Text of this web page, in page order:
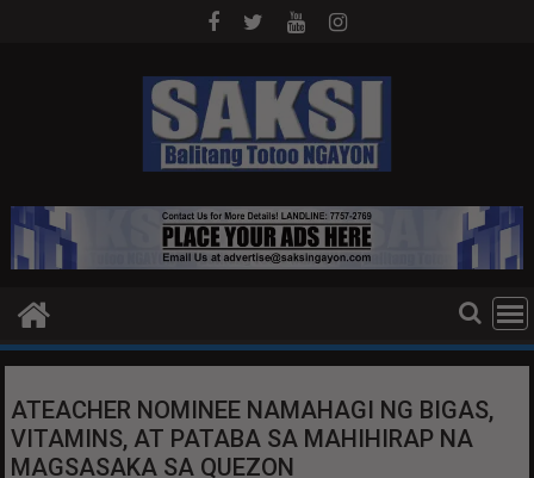
ATEACHER NOMINEE NAMAHAGI NG BIGAS,
VITAMINS, AT PATABA SA MAHIHIRAP NA
MAGSASAKA SA QUEZON